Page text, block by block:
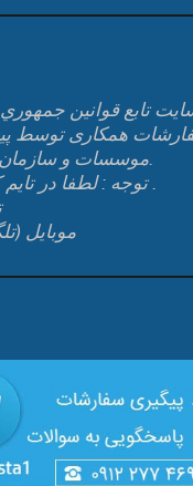
تابع قوانين
موسسات و سازمان ها پذیرفته می شود.
_ توجه : لطفا در تایم کاری تماس بگیرید .
موبایل (تلگرام) :